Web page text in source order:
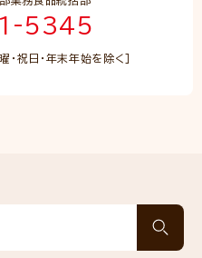
5345
曜・祝日・年末年始を除く］